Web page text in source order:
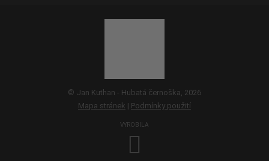
© Jan Kuthan - Hubatá černoška, 2026
Mapa stránek | Podmínky použití
VYROBILA